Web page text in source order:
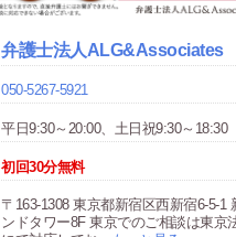
弁護士法人ALG&Associates
050-5267-5921
平日9:30～20:00、土日祝9:30～18:30
初回30分無料
〒163-1308 東京都新宿区西新宿6-5-1
ンドタワー8F 東京でのご相談は東京